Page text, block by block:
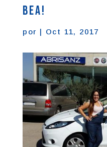
Bea!
por | Oct 11, 2017